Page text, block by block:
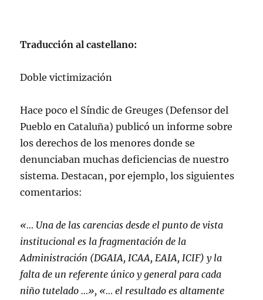
Traducción al castellano:
Doble victimización
Hace poco el Síndic de Greuges (Defensor del
Pueblo en Cataluña) publicó un informe sobre
los derechos de los menores donde se
denunciaban muchas deficiencias de nuestro
sistema. Destacan, por ejemplo, los siguientes
comentarios:
«… Una de las carencias desde el punto de vista
institucional es la fragmentación de la
Administración (DGAIA, ICAA, EAIA, ICIF) y la
falta de un referente único y general para cada
niño tutelado …», «… el resultado es altamente